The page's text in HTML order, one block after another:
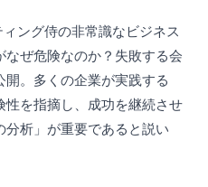
ング侍の非常識なビジネス
ぜ危険なのか？失敗する会
。多くの企業が実践する
性を指摘し、成功を継続させ
析」が重要であると説い